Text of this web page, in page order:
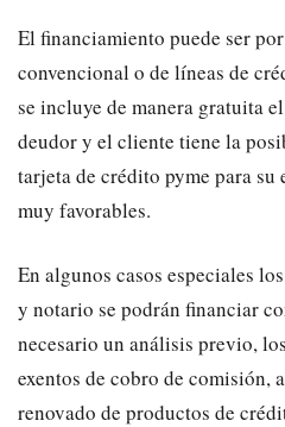
El financiamiento puede ser
convencional o de líneas de
se incluye de manera gratuita
deudor y el cliente tiene la
tarjeta de crédito pyme para su
muy favorables.
En algunos casos especiales
y notario se podrán financiar
necesario un análisis previo,
exentos de cobro de comisión,
renovado de productos de